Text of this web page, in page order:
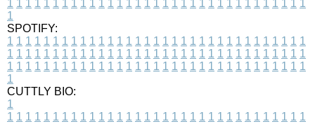
1 1 1 1 1 1 1 1 1 1 1 1 1 1 1 1 1 1 1 1 1 1 1 1 1 1 1 1 1 1 1 1 1
1
SPOTIFY:
1 1 1 1 1 1 1 1 1 1 1 1 1 1 1 1 1 1 1 1 1 1 1 1 1 1 1 1 1 1 1 1 1
1 1 1 1 1 1 1 1 1 1 1 1 1 1 1 1 1 1 1 1 1 1 1 1 1 1 1 1 1 1 1 1 1
1 1 1 1 1 1 1 1 1 1 1 1 1 1 1 1 1 1 1 1 1 1 1 1 1 1 1 1 1 1 1 1 1
1
CUTTLY BIO:
1
1 1 1 1 1 1 1 1 1 1 1 1 1 1 1 1 1 1 1 1 1 1 1 1 1 1 1 1 1 1 1 1 1